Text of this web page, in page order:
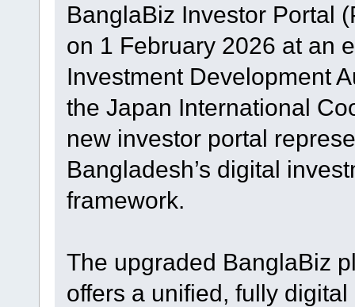
BanglaBiz Investor Portal
on 1 February 2026 at an
Investment Development
the Japan International
new investor portal
Bangladesh’s digital
framework.
The upgraded BanglaBiz
offers a unified, fully